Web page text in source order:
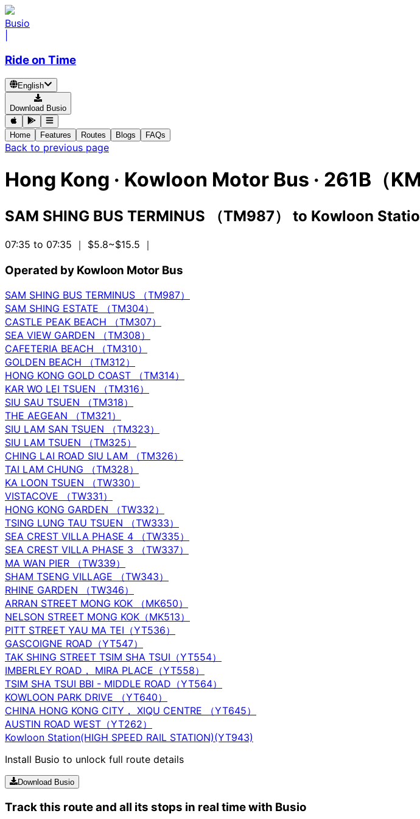
Busio
Ride on Time
English
Download Busio
Home Features Routes Blogs FAQs
Back to previous page
Hong Kong · Kowloon Motor Bus · 261B（
SAM SHING BUS TERMINUS （TM987） to Kowloon
07:35 to 07:35 ｜ $5.8~$15.5 ｜
Operated by Kowloon Motor Bus
SAM SHING BUS TERMINUS （TM987）
SAM SHING ESTATE （TM304）
CASTLE PEAK BEACH （TM307）
SEA VIEW GARDEN （TM308）
CAFETERIA BEACH （TM310）
GOLDEN BEACH （TM312）
HONG KONG GOLD COAST （TM314）
KAR WO LEI TSUEN （TM316）
SIU SAU TSUEN （TM318）
THE AEGEAN （TM321）
SIU LAM SAN TSUEN （TM323）
SIU LAM TSUEN （TM325）
CHING LAI ROAD SIU LAM （TM326）
TAI LAM CHUNG （TM328）
KA LOON TSUEN （TW330）
VISTACOVE （TW331）
HONG KONG GARDEN （TW332）
TSING LUNG TAU TSUEN （TW333）
SEA CREST VILLA PHASE 4 （TW335）
SEA CREST VILLA PHASE 3 （TW337）
MA WAN PIER （TW339）
SHAM TSENG VILLAGE （TW343）
RHINE GARDEN （TW346）
ARRAN STREET MONG KOK （MK650）
NELSON STREET MONG KOK（MK513）
PITT STREET YAU MA TEI（YT536）
GASCOIGNE ROAD（YT547）
TAK SHING STREET TSIM SHA TSUI（YT554）
IMBERLEY ROAD， MIRA PLACE（YT558）
TSIM SHA TSUI BBI - MIDDLE ROAD（YT564）
KOWLOON PARK DRIVE （YT640）
CHINA HONG KONG CITY， XIQU CENTRE （YT645）
AUSTIN ROAD WEST（YT262）
Kowloon Station(HIGH SPEED RAIL STATION)(YT943)
Install Busio to unlock full route details
Download Busio
Track this route and all its stops in real time with Busio